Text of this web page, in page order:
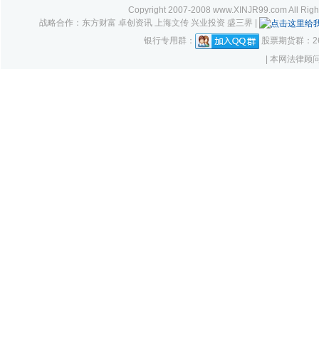
Copyright 2007-2008 www.XINJR99.com All
战略合作：东方财富 卓创资讯 上海文传 兴业投资 盛三界 |
银行专用群：
股票期货群：
| 本网法律顾